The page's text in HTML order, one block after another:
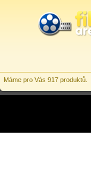
Máme pro Vás 917 produktů.